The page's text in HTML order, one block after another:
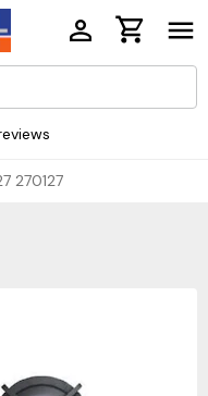
270127